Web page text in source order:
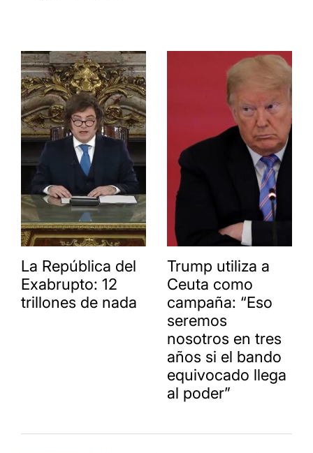
La República del
Exabrupto: 12
trillones de nada
Trump utiliza a
Ceuta como
campaña: “Eso
seremos
nosotros en tres
años si el bando
equivocado llega
al poder”